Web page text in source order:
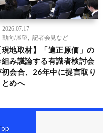
2026.07.17
動向/展望
記者会見など
現地取材】「適正原価」の
組み議論する有識者検討会
初会合、26年中に提言取り
とめへ